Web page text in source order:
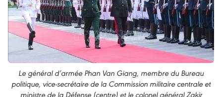
Le général d’armée Phan Van Giang, membre du Bureau
politique, vice-secrétaire de la Commission militaire centrale et
ministre de la Défense (centre) et le colonel général Zakir